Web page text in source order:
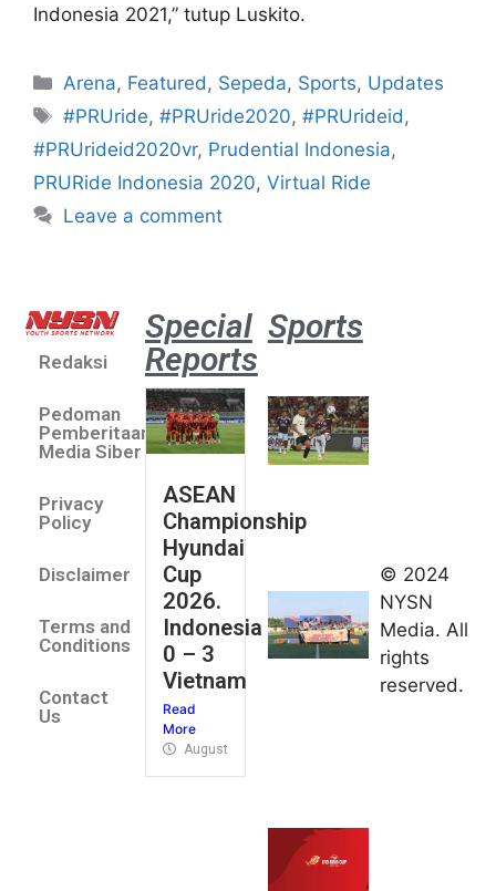
Indonesia 2021,” tutup Luskito.
Arena, Featured, Sepeda, Sports, Updates
#PRUride,#PRUride2020,#PRUrideid,
#PRUrideid2020vr, Prudential Indonesia,
PRURide Indonesia 2020, Virtual Ride
Leave a comment
Redaksi
Pedoman
Pemberitaan
Media Siber
Privacy
Policy
Disclaimer
Terms and
Conditions
Contact
Us
Special
Reports
ASEAN
Championship
Hyundai
Cup
2026.
Indonesia
0 – 3
Vietnam
Read
More
August 4, 2026
Sports
umum
Kejurnas
Panahan
Junior di
Kudus
© 2024
NYSN
Media. All
rights
reserved.